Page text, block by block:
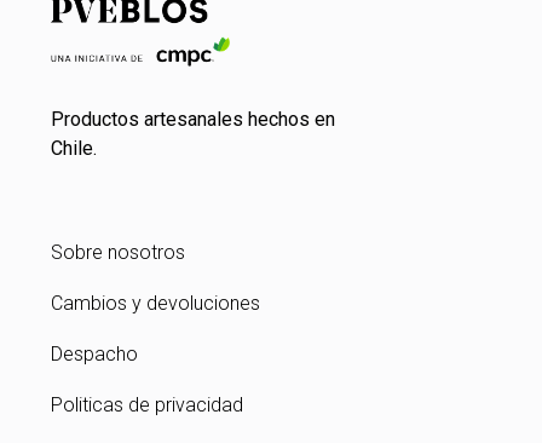
Productos artesanales hechos en
Chile.
Sobre nosotros
Cambios y devoluciones
Despacho
Politicas de privacidad